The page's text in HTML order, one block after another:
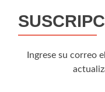
Ingrese su correo